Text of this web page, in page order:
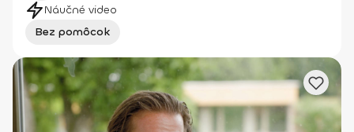
Náučné video
Bez pomôcok